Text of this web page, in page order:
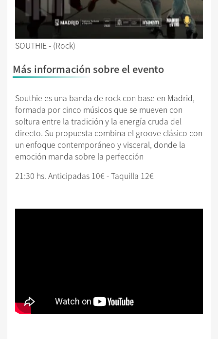
SOUTHIE - (Rock)
Más información sobre el evento
Southie es una banda de rock con base en Madrid,
formada por cinco músicos que se mueven con
soltura entre la tradición y la energía cruda del
directo. Su propuesta combina el groove clásico con
un enfoque contemporáneo y visceral, donde la
emoción manda sobre la perfección
21:30 hs. Anticipadas 10€ - Taquilla 12€